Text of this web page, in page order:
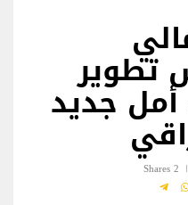
تطوير
جديد
2 Shares